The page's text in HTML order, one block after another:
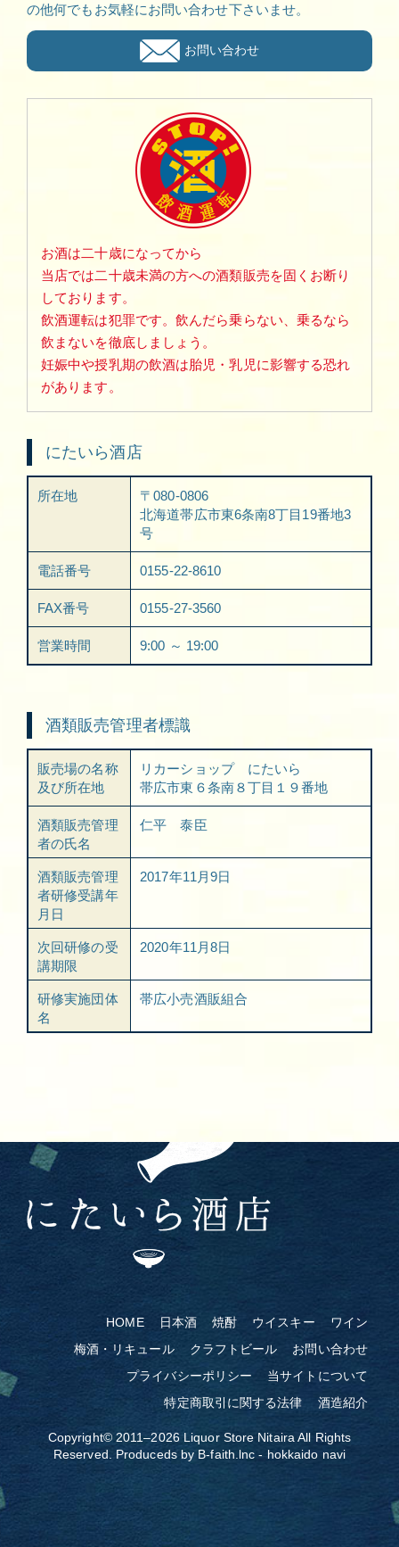
の他何でもお気軽にお問い合わせ下さいませ。
お問い合わせ
お酒は二十歳になってから
当店では二十歳未満の方への酒類販売を固くお断り
しております。
飲酒運転は犯罪です。飲んだら乗らない、乗るなら
飲まないを徹底しましょう。
妊娠中や授乳期の飲酒は胎児・乳児に影響する恐れ
があります。
にたいら酒店
所在地
〒080-0806
北海道帯広市東6条南8丁目19番地3
号
電話番号 0155-22-8610
FAX番号 0155-27-3560
営業時間 9:00 ～ 19:00
酒類販売管理者標識
販売場の名称
及び所在地
リカーショップ にたいら
帯広市東６条南８丁目１９番地
酒類販売管理
者の氏名
仁平 泰臣
酒類販売管理
者研修受講年
月日
2017年11月9日
次回研修の受
講期限
2020年11月8日
研修実施団体
名
帯広小売酒販組合
HOME 日本酒 焼酎 ウイスキー
ワイン
梅酒・リキュール
クラフトビール
お問い合わせ
プライバシーポリシー
当サイトについて
特定商取引に関する法律
酒造紹介
Copyright© 2011–2026 Liquor Store Nitaira All Rights
Reserved. Produceds by B-faith.lnc - hokkaido navi